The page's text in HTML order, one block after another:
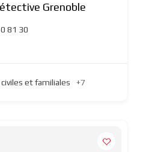
Grenoble
81 30
et familiales +7